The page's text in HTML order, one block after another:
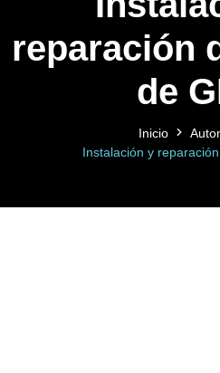
reparación
de
Inicio
Instalación y